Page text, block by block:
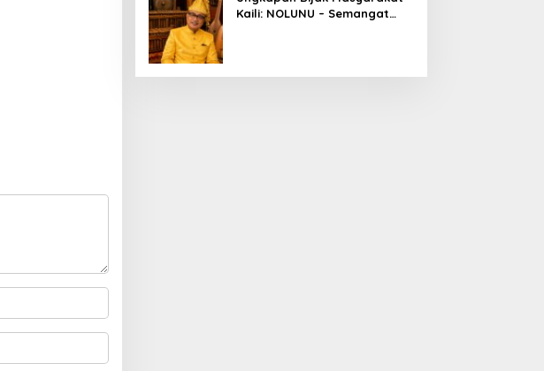
Kaili: NOLUNU – Semangat